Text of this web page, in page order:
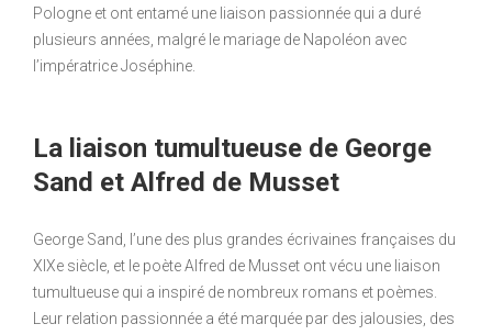
Pologne et ont entamé une liaison passionnée qui a duré
plusieurs années, malgré le mariage de Napoléon avec
l’impératrice Joséphine.
La liaison tumultueuse de George
Sand et Alfred de Musset
George Sand, l’une des plus grandes écrivaines françaises du
XIXe siècle, et le poète Alfred de Musset ont vécu une liaison
tumultueuse qui a inspiré de nombreux romans et poèmes.
Leur relation passionnée a été marquée par des jalousies, des